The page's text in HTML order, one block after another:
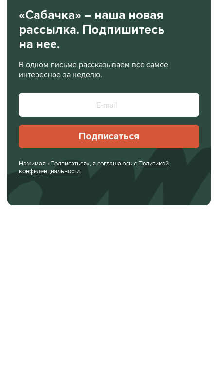
«Сабачка» – наша новая
рассылка. Подпишитесь
на нее.
В одном письме рассказываем все самое
интересное за неделю.
Подписаться
Нажимая «Подписаться», я соглашаюсь с Политикой
конфиденциальности.